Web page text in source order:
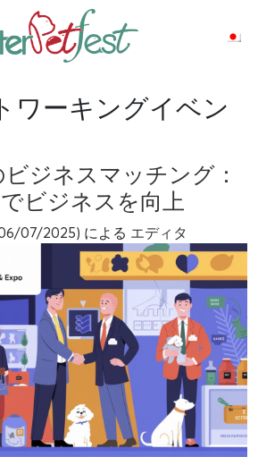
ワーキングイベン
ジネスマッチング：
ビジネスを向上
07/2025) による エディタ